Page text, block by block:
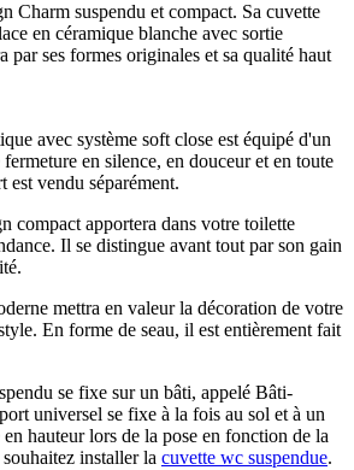
Charm suspendu et compact. Sa cuvette
en céramique blanche avec sortie
par ses formes originales et sa qualité haut
avec système soft close est équipé d'un
en silence, en douceur et en toute
est vendu séparément.
compact apportera dans votre toilette
Il se distingue avant tout par son gain
mettra en valeur la décoration de votre
En forme de seau, il est entièrement fait
se fixe sur un bâti, appelé Bâti-
universel se fixe à la fois au sol et à un
hauteur lors de la pose en fonction de la
installer la cuvette wc suspendue.